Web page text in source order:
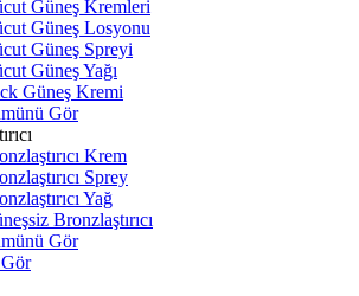
Güneş Kremleri
Güneş Losyonu
Güneş Spreyi
Güneş Yağı
Güneş Kremi
Gör
Krem
Sprey
Yağ
Bronzlaştırıcı
Gör